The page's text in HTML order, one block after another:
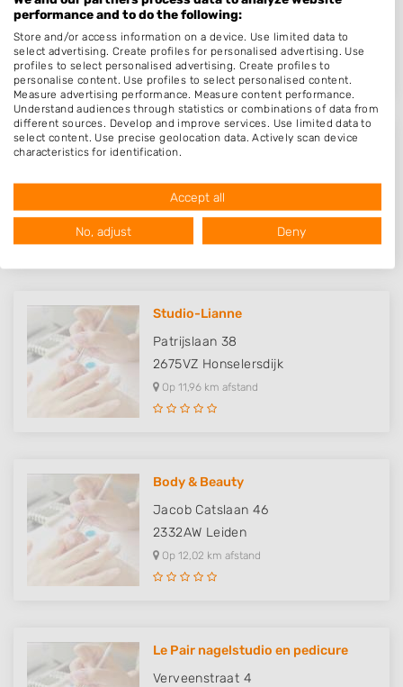
Herman Gorterstraat 12
Op 11,74 km afstand
JK Nailstyling
2729CE Zoetermeer
Op 11,93 km afstand
Studio-Lianne
Patrijslaan 38
2675VZ Honselersdijk
Op 11,96 km afstand
Body & Beauty
Jacob Catslaan 46
2332AW Leiden
Op 12,02 km afstand
Le Pair nagelstudio en pedicure
Verveenstraat 4
performance and to do the following:
Store and/or access information on a device. Use limited data to
select advertising. Create profiles for personalised advertising. Use
profiles to select personalised advertising. Create profiles to
personalise content. Use profiles to select personalised content.
Measure advertising performance. Measure content performance.
Understand audiences through statistics or combinations of data from
different sources. Develop and improve services. Use limited data to
select content. Use precise geolocation data. Actively scan device
characteristics for identification.
USA.
Your consent and the cookie policy applies solely to this website/app.
View Partner List (1016 IAB Vendors)
We use your data for the following purposes:
IAB processing purposes:
Use limited data to select advertising
Create profiles for personalised advertising
Use profiles to select personalised
Use profiles to select personalised content
Measure advertising performance
Measure content performance
sources
Develop and improve services
Accept all
No, adjust Deny